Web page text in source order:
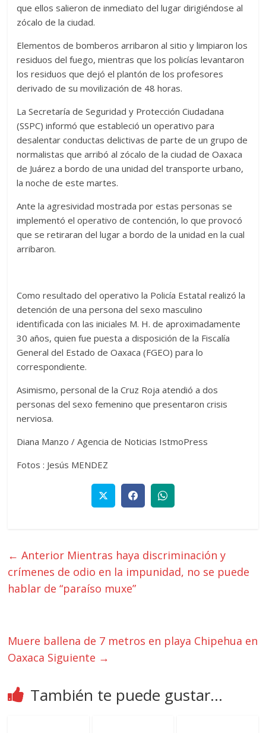
que ellos salieron de inmediato del lugar dirigiéndose al
zócalo de la ciudad.
Elementos de bomberos arribaron al sitio y limpiaron los
residuos del fuego, mientras que los policías levantaron
los residuos que dejó el plantón de los profesores
derivado de su movilización de 48 horas.
La Secretaría de Seguridad y Protección Ciudadana
(SSPC) informó que estableció un operativo para
desalentar conductas delictivas de parte de un grupo de
normalistas que arribó al zócalo de la ciudad de Oaxaca
de Juárez a bordo de una unidad del transporte urbano,
la noche de este martes.
Ante la agresividad mostrada por estas personas se
implementó el operativo de contención, lo que provocó
que se retiraran del lugar a bordo de la unidad en la cual
arribaron.
Como resultado del operativo la Policía Estatal realizó la
detención de una persona del sexo masculino
identificada con las iniciales M. H. de aproximadamente
30 años, quien fue puesta a disposición de la Fiscalía
General del Estado de Oaxaca (FGEO) para lo
correspondiente.
Asimismo, personal de la Cruz Roja atendió a dos
personas del sexo femenino que presentaron crisis
nerviosa.
Diana Manzo / Agencia de Noticias IstmoPress
Fotos : Jesús MENDEZ
← Anterior Mientras haya discriminación y
crímenes de odio en la impunidad, no se puede
hablar de “paraíso muxe”
Muere ballena de 7 metros en playa Chipehua en
Oaxaca Siguiente →
También te puede gustar...